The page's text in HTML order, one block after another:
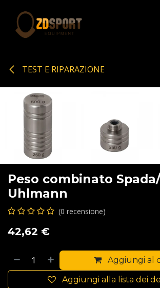
TEST E RIPARAZIONE
Peso combinato
Uhlmann
(0 recensione)
42,62 €
Aggiungi al
Aggiungi alla lista dei